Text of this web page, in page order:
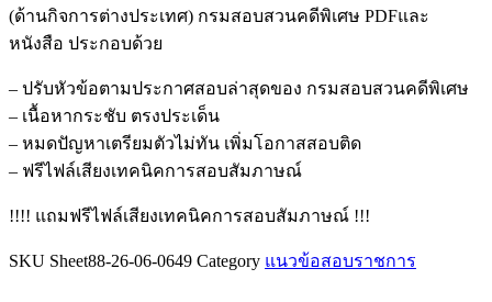
หน้าที่
คดี
พิเศษ
ปฏิบัติ
การ
(ด้าน
ต่าง
(ด้านกิจการต่างประเทศ) กรมสอบสวนคดีพิเศษ PDFและ
หนังสือ ประกอบด้วย
– ปรับหัวข้อตามประกาศสอบล่าสุดของ กรมสอบสวนคดีพิเศษ
– เนื้อหากระชับ ตรงประเด็น
– หมดปัญหาเตรียมตัวไม่ทัน เพิ่มโอกาสสอบติด
– ฟรีไฟล์เสียงเทคนิคการสอบสัมภาษณ์
!!!! แถมฟรีไฟล์เสียงเทคนิคการสอบสัมภาษณ์ !!!
SKU Sheet88-26-06-0649 Category แนวข้อสอบราชการ